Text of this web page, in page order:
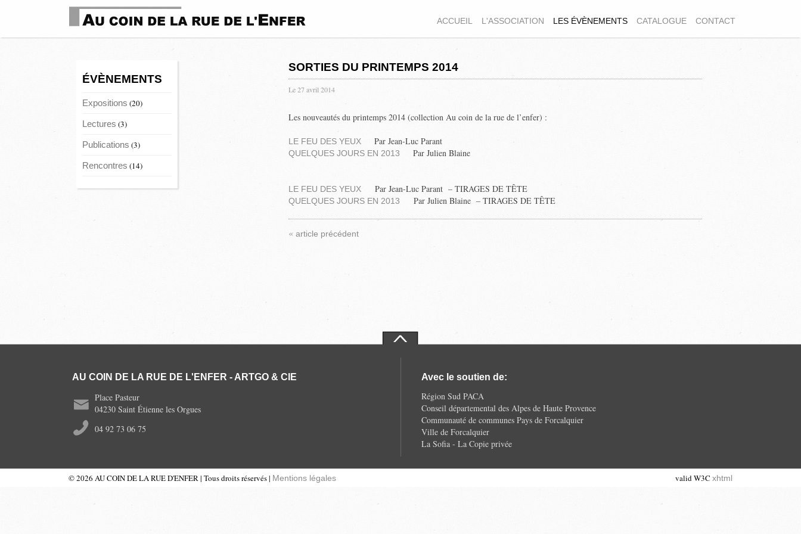
ACCUEIL L'ASSOCIATION LES ÉVÈNEMENTS CATALOGUE CONTACT
ÉVÈNEMENTS
Expositions (20)
Lectures (3)
Publications (3)
Rencontres (14)
SORTIES DU PRINTEMPS 2014
Le 27 avril 2014
Les nouveautés du printemps 2014 (collection Au coin de la rue de l’enfer) :
LE FEU DES YEUX Par Jean-Luc Parant
QUELQUES JOURS EN 2013 Par Julien Blaine
LE FEU DES YEUX Par Jean-Luc Parant – TIRAGES DE TÊTE
QUELQUES JOURS EN 2013 Par Julien Blaine – TIRAGES DE TÊTE
« article précédent
AU COIN DE LA RUE DE L'ENFER - ARTGO & CIE
Place Pasteur
04230 Saint Étienne les Orgues
04 92 73 06 75
Avec le soutien de:
Région Sud PACA
Conseil départemental des Alpes de Haute Provence
Communauté de communes Pays de Forcalquier
Ville de Forcalquier
La Sofia - La Copie privée
© 2026 AU COIN DE LA RUE D'ENFER | Tous droits réservés | Mentions légales valid W3C xhtml